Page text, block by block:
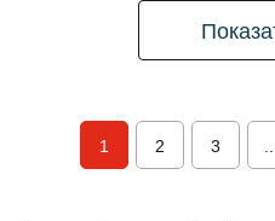
1 2 3